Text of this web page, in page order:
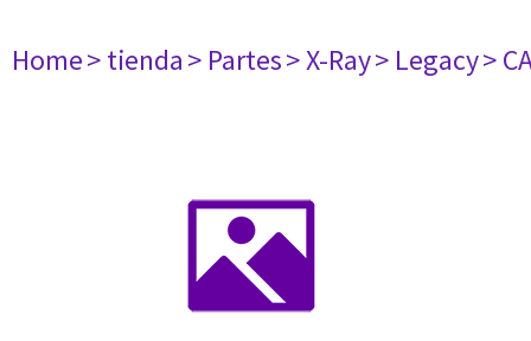
Home> tienda> Partes> X-Ray> Legacy>